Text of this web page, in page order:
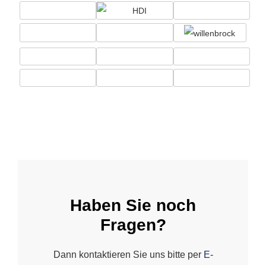
Haben Sie noch
Fragen?
Dann kontaktieren Sie uns bitte per E-